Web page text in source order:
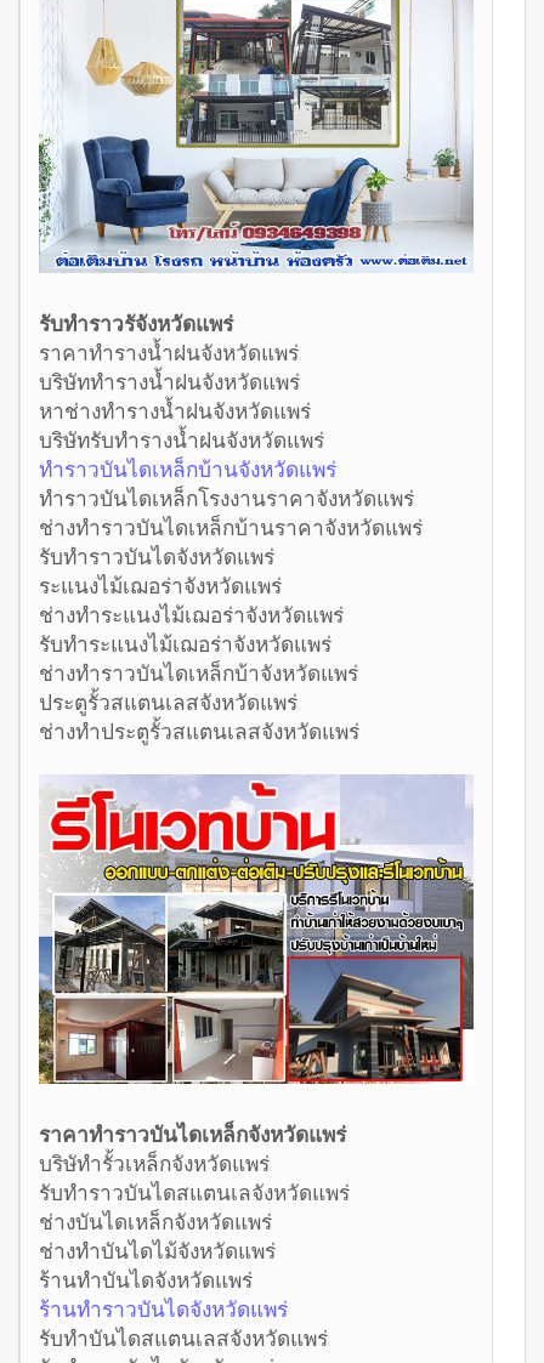
รับทำราวรัจังหวัดแพร่
ราคาทำรางน้ำฝนจังหวัดแพร่
บริษัททำรางน้ำฝนจังหวัดแพร่
หาช่างทำรางน้ำฝนจังหวัดแพร่
บริษัทรับทำรางน้ำฝนจังหวัดแพร่
ทำราวบันไดเหล็กบ้านจังหวัดแพร่
ทำราวบันไดเหล็กโรงงานราคาจังหวัดแพร่
ช่างทำราวบันไดเหล็กบ้านราคาจังหวัดแพร่
รับทำราวบันไดจังหวัดแพร่
ระแนงไม้เฌอร่าจังหวัดแพร่
ช่างทำระแนงไม้เฌอร่าจังหวัดแพร่
รับทำระแนงไม้เฌอร่าจังหวัดแพร่
ช่างทำราวบันไดเหล็กบ้าจังหวัดแพร่
ประตูรั้วสแตนเลสจังหวัดแพร่
ช่างทำประตูรั้วสแตนเลสจังหวัดแพร่
ราคาทำราวบันไดเหล็กจังหวัดแพร่
บริษัทำรั้วเหล็กจังหวัดแพร่
รับทำราวบันไดสแตนเลจังหวัดแพร่
ช่างบันไดเหล็กจังหวัดแพร่
ช่างทำบันไดไม้จังหวัดแพร่
ร้านทำบันไดจังหวัดแพร่
ร้านทำราวบันไดจังหวัดแพร่
รับทำบันไดสแตนเลสจังหวัดแพร่